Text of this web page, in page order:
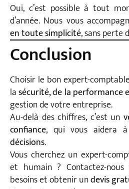
Oui, c’est possible à tout
d’année. Nous vous
en toute simplicité, sans perte
Conclusion
Choisir le bon expert-
lasécurité, de la performance
gestion de votre entreprise.
Au-delà des chiffres, c’est un
confiance, qui vous aidera à
décisions.
Vous cherchez un expert-
et humain ? Contactez-
besoins et obtenir undevis